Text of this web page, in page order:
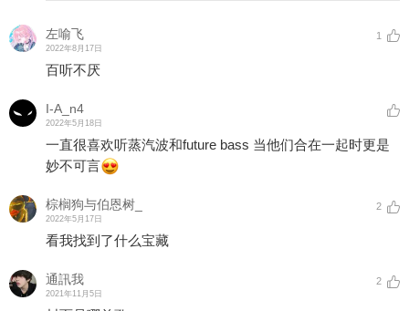
左喻飞
2022年8月17日
1
百听不厌
I-A_n4
2022年5月18日
一直很喜欢听蒸汽波和future bass 当他们合在一起时更是
妙不可言
棕榈狗与伯恩树_
2022年5月17日
2
看我找到了什么宝藏
通訊我
2021年11月5日
2